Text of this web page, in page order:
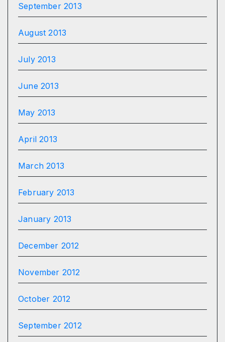
September 2013
August 2013
July 2013
June 2013
May 2013
April 2013
March 2013
February 2013
January 2013
December 2012
November 2012
October 2012
September 2012